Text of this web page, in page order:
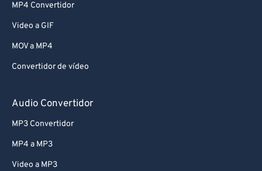
MP4 Convertidor
Video a GIF
MOV a MP4
Convertidor de vídeo
Audio Convertidor
MP3 Convertidor
MP4 a MP3
Video a MP3